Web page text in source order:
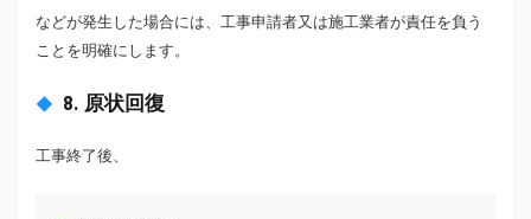
などが発生した場合には、工事申請者又は施工業者が責任を負う
ことを明確にします。
8. 原状回復
工事終了後、